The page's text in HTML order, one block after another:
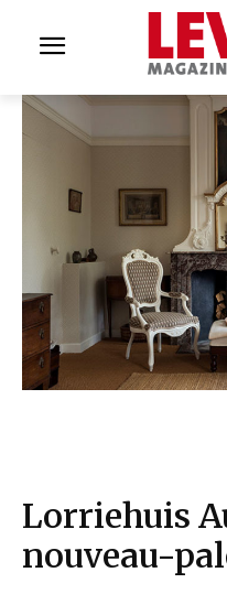
Lorriehuis
nouveau-